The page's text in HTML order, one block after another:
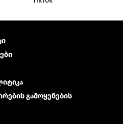
გამოყენების